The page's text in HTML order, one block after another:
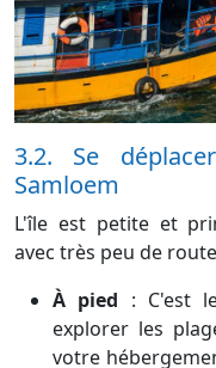
3.2. Se
Samloem
L'île est petite et
avec très peu de
À pied : C'est
explorer les
votre